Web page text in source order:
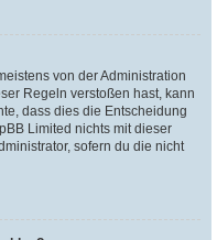
von der Administration
Regeln verstoßen hast, kann
dass dies die Entscheidung
Limited nichts mit dieser
sofern du die nicht